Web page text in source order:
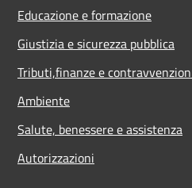
Educazione e formazione
Giustizia e sicurezza pubblica
Tributi,finanze e
Ambiente
Salute, benessere e assistenza
Autorizzazioni